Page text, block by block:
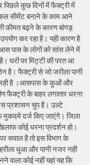
पिछले कुछ दिनों में फैक्ट्री में
सीमेंट बनाने के काम आने
कीमत बढ़ने के कारण बांगड़
कर रहा है। यही कारण है
पास के लोगों को सांस लेने में
है। घरों पर मिट्टी की परत आ
है। फैक्ट्री से जो जरीला पानी
रही है ।आसपास के कुओं और
फैक्ट्री के बाहर लगातार धरना
प्रशासन चुप है। उल्टे
मुकदमे दर्ज किए जाएंगे। जिला
कोई धरना प्रदर्शन हो।
सवाल है तो इस विभाग के
धुआ और पानी नजर नही
वाला कोई नहीं यहां यह कि